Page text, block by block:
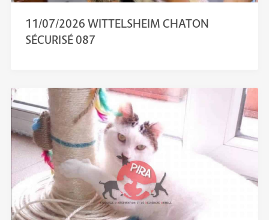
11/07/2026 WITTELSHEIM CHATON
SÉCURISÉ 087